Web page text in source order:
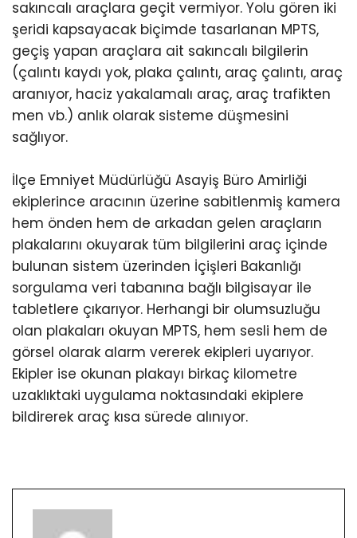
sakıncalı araçlara geçit vermiyor. Yolu gören iki
şeridi kapsayacak biçimde tasarlanan MPTS,
geçiş yapan araçlara ait sakıncalı bilgilerin
(çalıntı kaydı yok, plaka çalıntı, araç çalıntı, araç
aranıyor, haciz yakalamalı araç, araç trafikten
men vb.) anlık olarak sisteme düşmesini
sağlıyor.
İlçe Emniyet Müdürlüğü Asayiş Büro Amirliği
ekiplerince aracının üzerine sabitlenmiş kamera
hem önden hem de arkadan gelen araçların
plakalarını okuyarak tüm bilgilerini araç içinde
bulunan sistem üzerinden İçişleri Bakanlığı
sorgulama veri tabanına bağlı bilgisayar ile
tabletlere çıkarıyor. Herhangi bir olumsuzluğu
olan plakaları okuyan MPTS, hem sesli hem de
görsel olarak alarm vererek ekipleri uyarıyor.
Ekipler ise okunan plakayı birkaç kilometre
uzaklıktaki uygulama noktasındaki ekiplere
bildirerek araç kısa sürede alınıyor.